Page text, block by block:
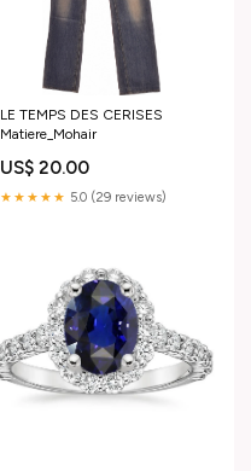
LE TEMPS DES CERISES
Matiere_Mohair
US$ 20.00
★★★★★ 5.0 (29 reviews)